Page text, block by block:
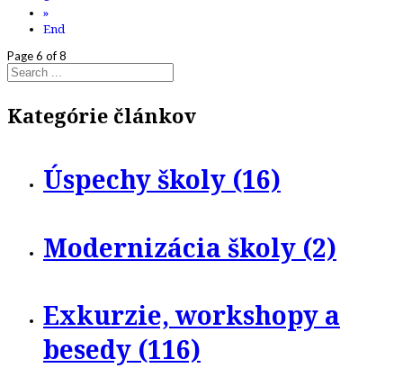
»
End
Page 6 of 8
Kategórie článkov
Úspechy školy (16)
Modernizácia školy (2)
Exkurzie, workshopy a
besedy (116)